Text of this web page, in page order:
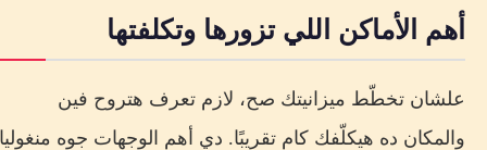
أهم الأماكن اللي تزورها وتكلفتها
علشان تخطّط ميزانيتك صح، لازم تعرف هتروح فين
والمكان ده هيكلّفك كام تقريبًا. دي أهم الوجهات جوه